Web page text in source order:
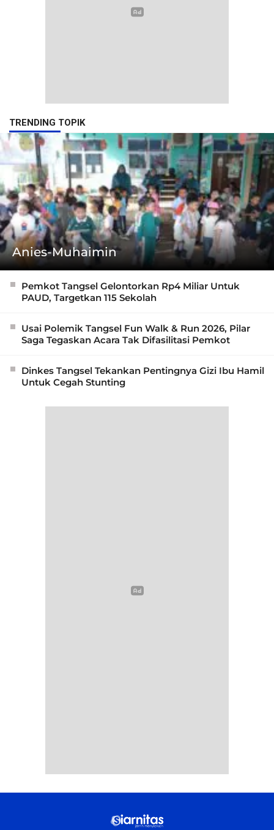
TRENDING TOPIK
Anies-Muhaimin
Pemkot Tangsel Gelontorkan Rp4 Miliar Untuk
PAUD, Targetkan 115 Sekolah
Usai Polemik Tangsel Fun Walk & Run 2026, Pilar
Saga Tegaskan Acara Tak Difasilitasi Pemkot
Dinkes Tangsel Tekankan Pentingnya Gizi Ibu Hamil
Untuk Cegah Stunting